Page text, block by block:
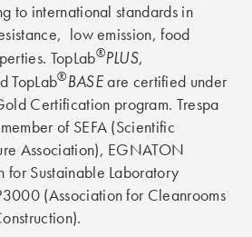
to international standards in
low emission, food
TopLab®PLUS,
TopLab®BASEare certified under
Certification program. Trespa
of SEFA (Scientific
Association), EGNATON
for Sustainable Laboratory
(Association for Cleanrooms